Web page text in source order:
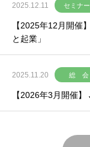
2025.12.11 セミナ
【2025年12月開催
と起業」
2025.11.20 総 会
【2026年3月開催